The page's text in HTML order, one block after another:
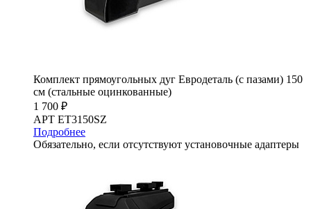
Комплект прямоугольных дуг Евродеталь (с пазами) 150
см (стальные оцинкованные)
1 700 ₽
АРТ ET3150SZ
Подробнее
Обязательно, если отсутствуют установочные адаптеры